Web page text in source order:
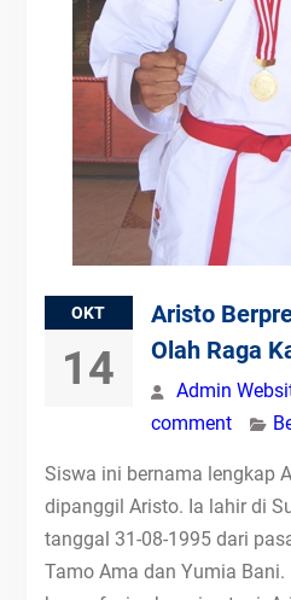
OKT
14
Aristo
Olah Raga
Admin
comment
Siswa ini bernama lengkap
dipanggil Aristo. Ia lahir di
tanggal 31-08-1995 dari
Tamo Ama dan Yumia